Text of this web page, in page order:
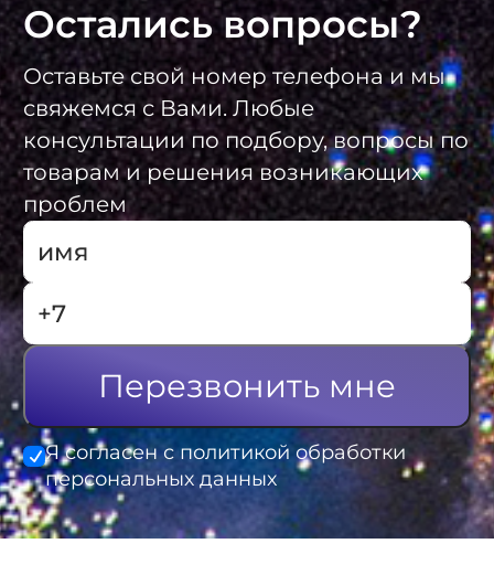
Остались вопросы?
Оставьте свой номер телефона и мы
свяжемся с Вами. Любые
консультации по подбору, вопросы по
товарам и решения возникающих
проблем
Перезвонить мне
Я согласен с политикой обработки
персональных данных